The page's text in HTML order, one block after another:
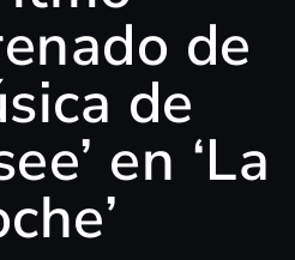
de
de
en ‘La